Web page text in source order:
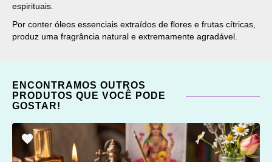
espirituais.
Por conter óleos essenciais extraídos de flores e frutas cítricas,
produz uma fragrância natural e extremamente agradável.
ENCONTRAMOS OUTROS
PRODUTOS QUE VOCÊ PODE
GOSTAR!
ADICIONAR